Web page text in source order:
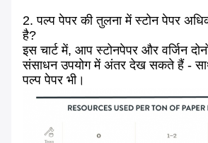
2. पल्प पेपर की तुलना में स्टोन पेपर
है?
इस चार्ट में, आप स्टोनपेपर और वर्जिन
संसाधन उपयोग में अंतर देख सकते हैं - साथ
पल्प पेपर भी।